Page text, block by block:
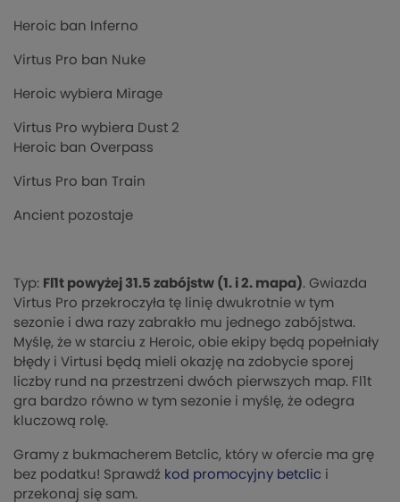
Heroic ban Inferno
Virtus Pro ban Nuke
Heroic wybiera Mirage
Virtus Pro wybiera Dust 2
Heroic ban Overpass
Virtus Pro ban Train
Ancient pozostaje
Typ: Fl1t powyżej 31.5 zabójstw (1. i 2. mapa). Gwiazda
Virtus Pro przekroczyła tę linię dwukrotnie w tym
sezonie i dwa razy zabrakło mu jednego zabójstwa.
Myślę, że w starciu z Heroic, obie ekipy będą popełniały
błędy i Virtusi będą mieli okazję na zdobycie sporej
liczby rund na przestrzeni dwóch pierwszych map. Fl1t
gra bardzo równo w tym sezonie i myślę, że odegra
kluczową rolę.
Gramy z bukmacherem Betclic, który w ofercie ma grę
bez podatku! Sprawdź kod promocyjny betclic i
przekonaj się sam.